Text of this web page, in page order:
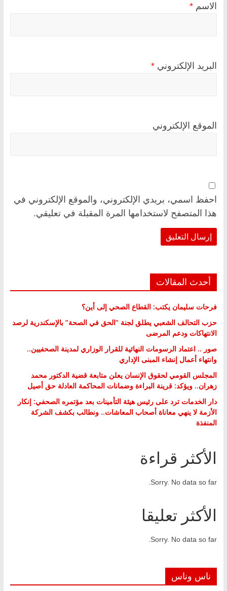
الاسم *
البريد الإلكتروني *
الموقع الإلكتروني
احفظ اسمي، بريدي الإلكتروني، والموقع الإلكتروني في
هذا المتصفح لاستخدامها المرة المقبلة في تعليقي.
أحدث المقالات
فرحات سليمان يكتب: القطاع الصحي إلى أين؟
حزب التحالف الشعبي يطلق لجنة “الحق في الصحة” بالإسكندرية لرصد
الانتهاكات ودعم المرضى
صور .. اعتماد الرسومات النهائية للقرار الوزاري لمدينة الصحفيين..
وانتهاء أعمال إنشاء المبنى الإداري
المجلس القومي لحقوق الإنسان يعلن متابعة قضية الدكتور محمد
زهران.. ويؤكد: قرينة البراءة وضمانات المحاكمة العادلة حق أصيل
دار الخدمات ترد على رئيس هيئة التأمينات بعد مؤتمره الصحفي: إنكار
الأزمة لا ينهي معاناة أصحاب المعاشات.. ونطالب بكشف الشركة
المنفذة
الأكثر قراءة
Sorry. No data so far.
الأكثر تعليقا
Sorry. No data so far.
ناس وناس